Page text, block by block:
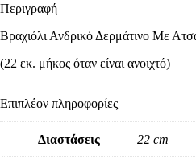
Περιγραφή
Βραχιόλι Ανδρικό Δερμάτινο Με
(22 εκ. μήκος όταν είναι ανοιχτό)
Επιπλέον πληροφορίες
Διαστάσεις 22 cm